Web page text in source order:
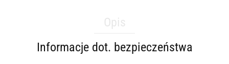
Informacje dot. bezpieczeństwa